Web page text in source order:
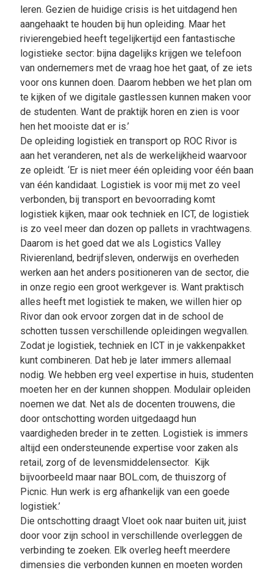
leren. Gezien de huidige crisis is het uitdagend hen
aangehaakt te houden bij hun opleiding. Maar het
rivierengebied heeft tegelijkertijd een fantastische
logistieke sector: bijna dagelijks krijgen we telefoon
van ondernemers met de vraag hoe het gaat, of ze iets
voor ons kunnen doen. Daarom hebben we het plan om
te kijken of we digitale gastlessen kunnen maken voor
de studenten. Want de praktijk horen en zien is voor
hen het mooiste dat er is.’
De opleiding logistiek en transport op ROC Rivor is
aan het veranderen, net als de werkelijkheid waarvoor
ze opleidt. ‘Er is niet meer één opleiding voor één baan
van één kandidaat. Logistiek is voor mij met zo veel
verbonden, bij transport en bevoorrading komt
logistiek kijken, maar ook techniek en ICT, de logistiek
is zo veel meer dan dozen op pallets in vrachtwagens.
Daarom is het goed dat we als Logistics Valley
Rivierenland, bedrijfsleven, onderwijs en overheden
werken aan het anders positioneren van de sector, die
in onze regio een groot werkgever is. Want praktisch
alles heeft met logistiek te maken, we willen hier op
Rivor dan ook ervoor zorgen dat in de school de
schotten tussen verschillende opleidingen wegvallen.
Zodat je logistiek, techniek en ICT in je vakkenpakket
kunt combineren. Dat heb je later immers allemaal
nodig. We hebben erg veel expertise in huis, studenten
moeten her en der kunnen shoppen. Modulair opleiden
noemen we dat. Net als de docenten trouwens, die
door ontschotting worden uitgedaagd hun
vaardigheden breder in te zetten. Logistiek is immers
altijd een ondersteunende expertise voor zaken als
retail, zorg of de levensmiddelensector. Kijk
bijvoorbeeld maar naar BOL.com, de thuiszorg of
Picnic. Hun werk is erg afhankelijk van een goede
logistiek.’
Die ontschotting draagt Vloet ook naar buiten uit, juist
door voor zijn school in verschillende overleggen de
verbinding te zoeken. Elk overleg heeft meerdere
dimensies die verbonden kunnen en moeten worden